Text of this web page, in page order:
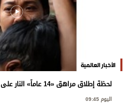
الأخبار العالمية
لحظة إطلاق مراهق «14 عاماً» النار على طلاب مدرسة في تايلاند
اليوم 09:45